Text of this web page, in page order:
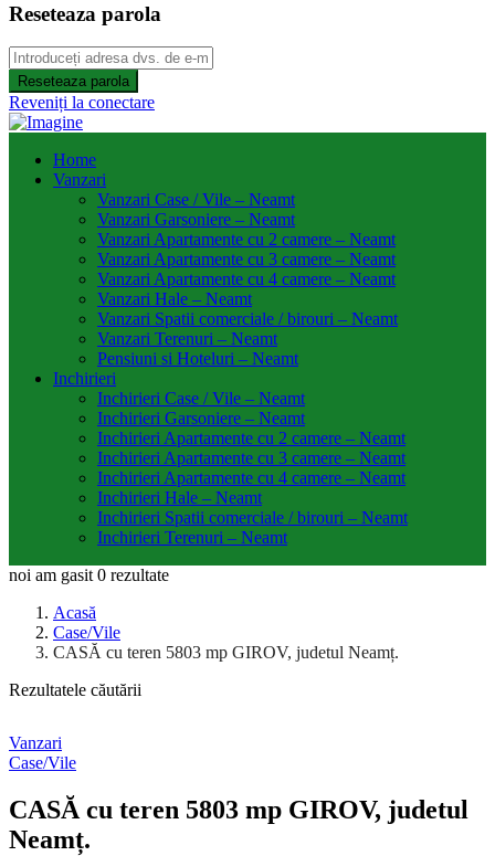
Reseteaza parola
Reseteaza parola
Reveniți la conectare
Home
Vanzari
Vanzari Case / Vile – Neamt
Vanzari Garsoniere – Neamt
Vanzari Apartamente cu 2 camere – Neamt
Vanzari Apartamente cu 3 camere – Neamt
Vanzari Apartamente cu 4 camere – Neamt
Vanzari Hale – Neamt
Vanzari Spatii comerciale / birouri – Neamt
Vanzari Terenuri – Neamt
Pensiuni si Hoteluri – Neamt
Inchirieri
Inchirieri Case / Vile – Neamt
Inchirieri Garsoniere – Neamt
Inchirieri Apartamente cu 2 camere – Neamt
Inchirieri Apartamente cu 3 camere – Neamt
Inchirieri Apartamente cu 4 camere – Neamt
Inchirieri Hale – Neamt
Inchirieri Spatii comerciale / birouri – Neamt
Inchirieri Terenuri – Neamt
noi am gasit 0 rezultate
Acasă
Case/Vile
CASĂ cu teren 5803 mp GIROV, judetul Neamț.
Rezultatele căutării
Vanzari
Case/Vile
CASĂ cu teren 5803 mp GIROV, judetul
Neamț.